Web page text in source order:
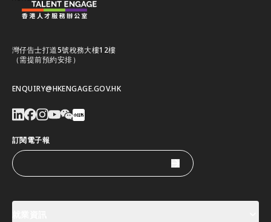
灣仔告士打道5號稅務大樓12樓
（需提前預約安排）
ENQUIRY@HKENGAGE.GOV.HK
訂閱電子報